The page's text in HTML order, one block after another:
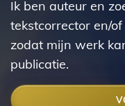
Ik ben auteur en
tekstcorrector en/
zodat mijn werk
publicatie.